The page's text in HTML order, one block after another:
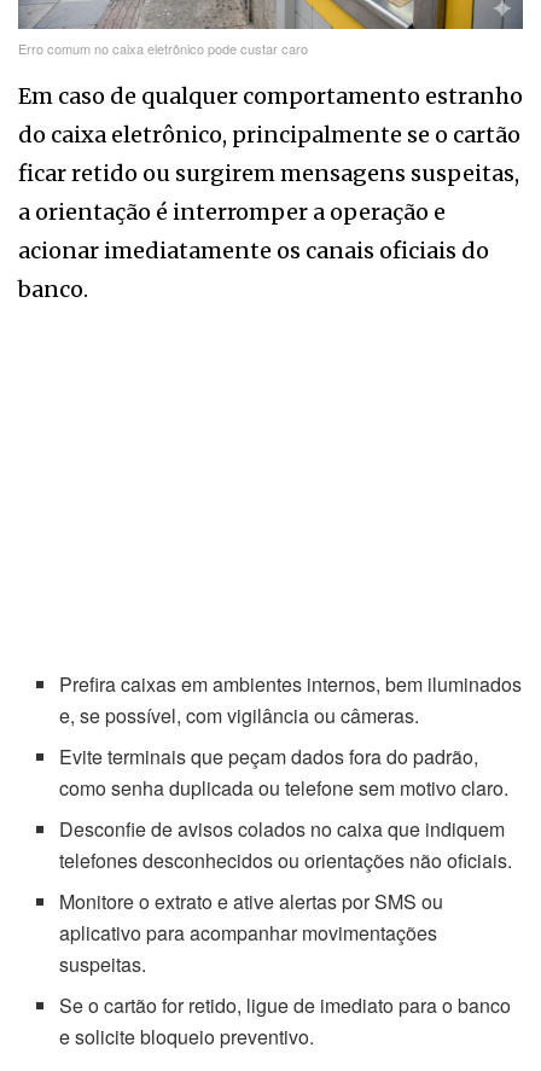
Erro comum no caixa eletrônico pode custar caro
Em caso de qualquer comportamento estranho
do caixa eletrônico, principalmente se o cartão
ficar retido ou surgirem mensagens suspeitas,
a orientação é interromper a operação e
acionar imediatamente os canais oficiais do
banco.
Prefira caixas em ambientes internos, bem iluminados
e, se possível, com vigilância ou câmeras.
Evite terminais que peçam dados fora do padrão,
como senha duplicada ou telefone sem motivo claro.
Desconfie de avisos colados no caixa que indiquem
telefones desconhecidos ou orientações não oficiais.
Monitore o extrato e ative alertas por SMS ou
aplicativo para acompanhar movimentações
suspeitas.
Se o cartão for retido, ligue de imediato para o banco
e solicite bloqueio preventivo.